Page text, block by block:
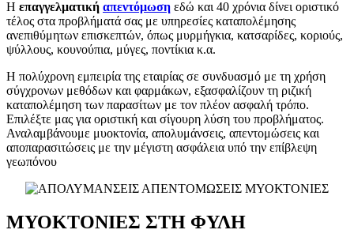
Η επαγγελματική απεντόμωση εδώ και 40 χρόνια δίνει οριστικό
τέλος στα προβλήματά σας με υπηρεσίες καταπολέμησης
ανεπιθύμητων επισκεπτών, όπως μυρμήγκια, κατσαρίδες, κοριούς,
ψύλλους, κουνούπια, μύγες, ποντίκια κ.α.
Η πολύχρονη εμπειρία της εταιρίας σε συνδυασμό με τη χρήση
σύγχρονων μεθόδων και φαρμάκων, εξασφαλίζουν τη ριζική
καταπολέμηση των παρασίτων με τον πλέον ασφαλή τρόπο.
Επιλέξτε μας για οριστική και σίγουρη λύση του προβλήματος.
Αναλαμβάνουμε μυοκτονία, απολυμάνσεις, απεντομώσεις και
αποπαρασιτώσεις με την μέγιστη ασφάλεια υπό την επίβλεψη
γεωπόνου
ΜΥΟΚΤΟΝΙΕΣ ΣΤΗ ΦΥΛΗ